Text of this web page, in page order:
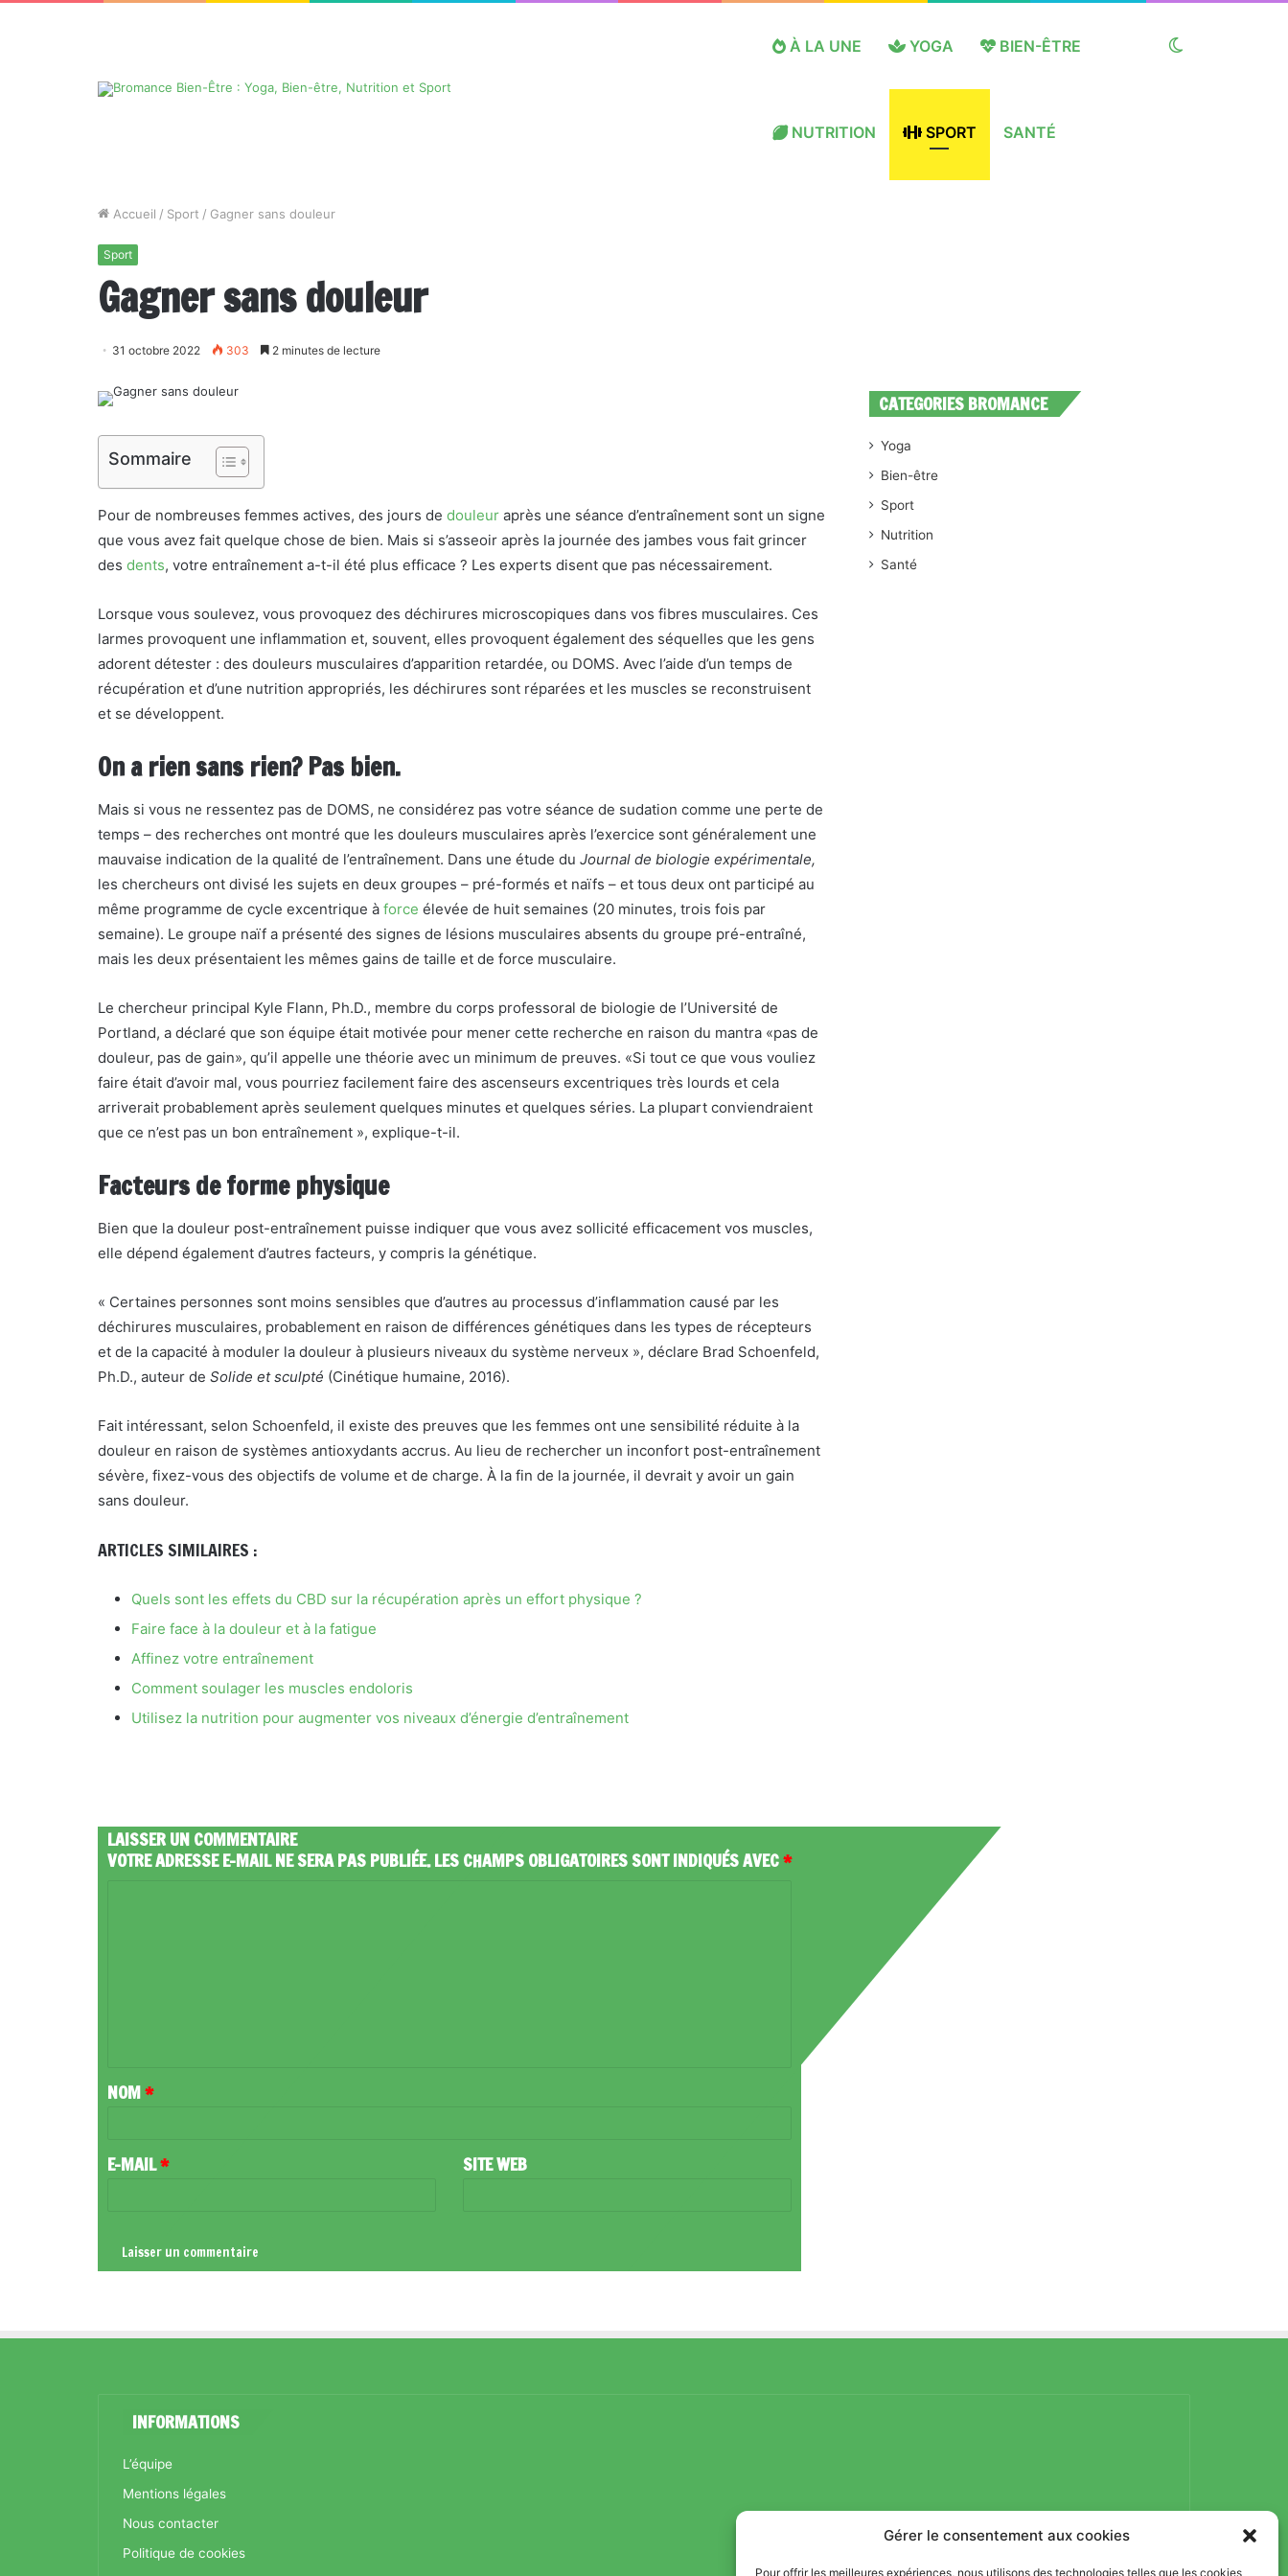
Gérer le consentement aux cookies
Pour offrir les meilleures expériences, nous utilisons des technologies telles que les cookies
À LA UNE YOGA BIEN-ÊTRE
NUTRITION SPORT SANTÉ
Accueil / Sport / Gagner sans douleur
Sport
Gagner sans douleur
31 octobre 2022 303 2 minutes de lecture
Sommaire
Pour de nombreuses femmes actives, des jours de douleur après une séance d’entraînement sont un signe
que vous avez fait quelque chose de bien. Mais si s’asseoir après la journée des jambes vous fait grincer
des dents, votre entraînement a-t-il été plus efficace ? Les experts disent que pas nécessairement.
Lorsque vous soulevez, vous provoquez des déchirures microscopiques dans vos fibres musculaires. Ces
larmes provoquent une inflammation et, souvent, elles provoquent également des séquelles que les gens
adorent détester : des douleurs musculaires d’apparition retardée, ou DOMS. Avec l’aide d’un temps de
récupération et d’une nutrition appropriés, les déchirures sont réparées et les muscles se reconstruisent
et se développent.
On a rien sans rien? Pas bien.
Mais si vous ne ressentez pas de DOMS, ne considérez pas votre séance de sudation comme une perte de
temps – des recherches ont montré que les douleurs musculaires après l’exercice sont généralement une
mauvaise indication de la qualité de l’entraînement. Dans une étude du Journal de biologie expérimentale,
les chercheurs ont divisé les sujets en deux groupes – pré-formés et naïfs – et tous deux ont participé au
même programme de cycle excentrique à force élevée de huit semaines (20 minutes, trois fois par
semaine). Le groupe naïf a présenté des signes de lésions musculaires absents du groupe pré-entraîné,
mais les deux présentaient les mêmes gains de taille et de force musculaire.
Le chercheur principal Kyle Flann, Ph.D., membre du corps professoral de biologie de l’Université de
Portland, a déclaré que son équipe était motivée pour mener cette recherche en raison du mantra «pas de
douleur, pas de gain», qu’il appelle une théorie avec un minimum de preuves. «Si tout ce que vous vouliez
faire était d’avoir mal, vous pourriez facilement faire des ascenseurs excentriques très lourds et cela
arriverait probablement après seulement quelques minutes et quelques séries. La plupart conviendraient
que ce n’est pas un bon entraînement », explique-t-il.
Facteurs de forme physique
Bien que la douleur post-entraînement puisse indiquer que vous avez sollicité efficacement vos muscles,
elle dépend également d’autres facteurs, y compris la génétique.
« Certaines personnes sont moins sensibles que d’autres au processus d’inflammation causé par les
déchirures musculaires, probablement en raison de différences génétiques dans les types de récepteurs
et de la capacité à moduler la douleur à plusieurs niveaux du système nerveux », déclare Brad Schoenfeld,
Ph.D., auteur de Solide et sculpté (Cinétique humaine, 2016).
Fait intéressant, selon Schoenfeld, il existe des preuves que les femmes ont une sensibilité réduite à la
douleur en raison de systèmes antioxydants accrus. Au lieu de rechercher un inconfort post-entraînement
sévère, fixez-vous des objectifs de volume et de charge. À la fin de la journée, il devrait y avoir un gain
sans douleur.
ARTICLES SIMILAIRES :
Quels sont les effets du CBD sur la récupération après un effort physique ?
Faire face à la douleur et à la fatigue
Affinez votre entraînement
Comment soulager les muscles endoloris
Utilisez la nutrition pour augmenter vos niveaux d’énergie d’entraînement
LAISSER UN COMMENTAIRE
VOTRE ADRESSE E-MAIL NE SERA PAS PUBLIÉE.LES CHAMPS OBLIGATOIRES SONT INDIQUÉS AVEC*
A
R
NOM*
E-MAIL* SITE WEB
CATEGORIES BROMANCE
Yoga
Bien-être
Sport
Nutrition
Santé
INFORMATIONS
L’équipe
Mentions légales
Nous contacter
Politique de cookies